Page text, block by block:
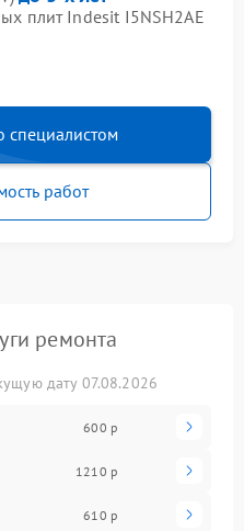
плит Indesit I5NSH2AE
специалистом
работ
ремонта
дату 07.08.2026
600 р
1210 р
610 р